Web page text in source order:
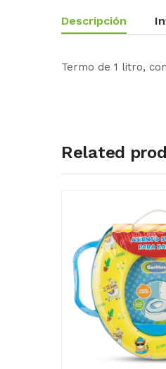
Descripción
Termo de 1 litro,
Related